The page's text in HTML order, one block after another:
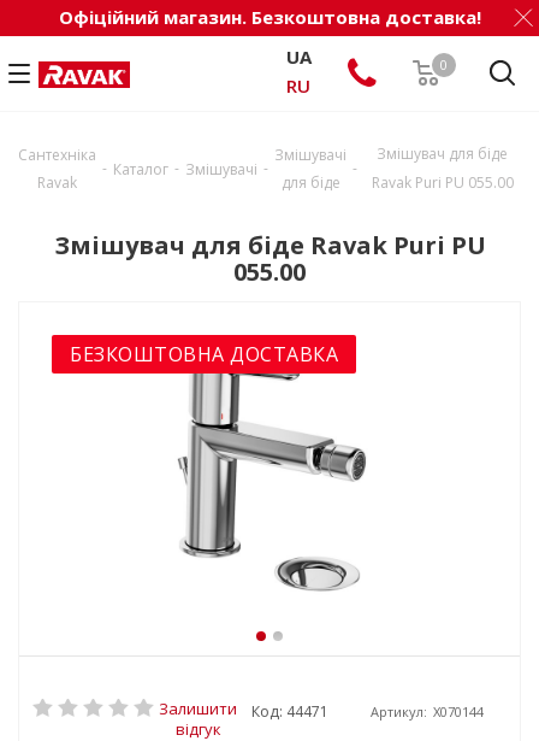
Офіційний магазин. Безкоштовна доставка!
0
UA
RU
Сантехніка
Ravak
- Каталог - Змішувачі -
Змішувачі
для біде
-
Змішувач для біде
Ravak Puri PU 055.00
Змішувач для біде Ravak Puri PU
055.00
БЕЗКОШТОВНА ДОСТАВКА
Залишити
відгук
Код: 44471 Артикул: X070144